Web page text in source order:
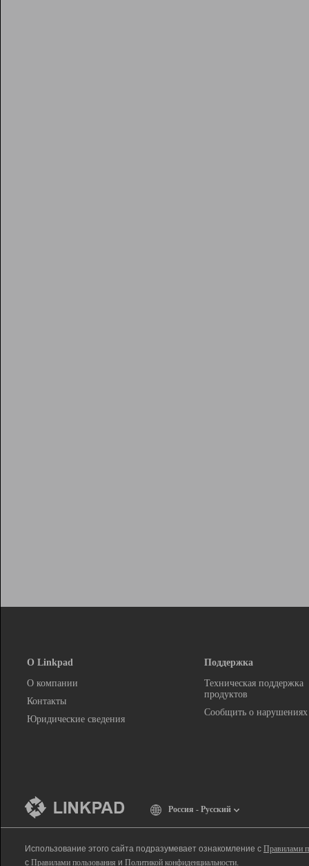
О Linkpad
О компании
Контакты
Юридические сведения
Поддержка
Техническая поддержка
продуктов
Сообщить о нарушениях
Россия - Русский
Использование этого сайта подразумевает ознакомление с Правилами
с Правилами пользования и Политикой конфиденциальности.